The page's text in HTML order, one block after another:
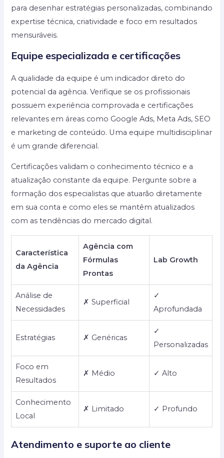
para desenhar estratégias personalizadas, combinando
expertise técnica, criatividade e foco em resultados
mensuráveis.
Equipe especializada e certificações
A qualidade da equipe é um indicador direto do
potencial da agência. Verifique se os profissionais
possuem experiência comprovada e certificações
relevantes em áreas como Google Ads, Meta Ads, SEO
e marketing de conteúdo. Uma equipe multidisciplinar
é um grande diferencial.
Certificações validam o conhecimento técnico e a
atualização constante da equipe. Pergunte sobre a
formação dos especialistas que atuarão diretamente
em sua conta e como eles se mantêm atualizados
com as tendências do mercado digital.
Característica
da Agência
Agência com
Fórmulas
Prontas
Lab Growth
Análise de
Necessidades
✗ Superficial
✓
Aprofundada
Estratégias ✗ Genéricas
✓
Personalizadas
Foco em
Resultados
✗ Médio ✓ Alto
Conhecimento
Local
✗ Limitado ✓ Profundo
Atendimento e suporte ao cliente